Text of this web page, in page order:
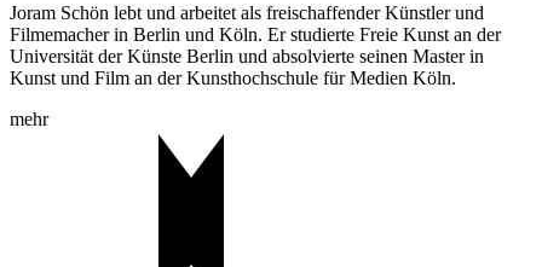
Joram Schön lebt und arbeitet als freischaffender Künstler und
Filmemacher in Berlin und Köln. Er studierte Freie Kunst an der
Universität der Künste Berlin und absolvierte seinen Master in
Kunst und Film an der Kunsthochschule für Medien Köln.
mehr